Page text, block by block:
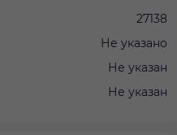
27138
Не указано
Не указан
Не указан